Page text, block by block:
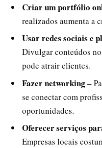
Criar um portfólio
realizados aumenta a
Usar redes sociais e
Divulgar conteúdos
pode atrair clientes.
Fazer networking–
se conectar com
oportunidades.
Oferecer serviços
Empresas locais